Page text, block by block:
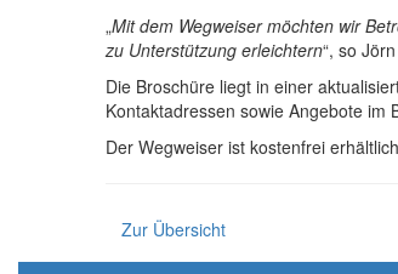
„Mit dem Wegweiser möchten wir
zu Unterstützung erleichtern“, so
Die Broschüre liegt in einer
Kontaktadressen sowie Angebote im
Der Wegweiser ist kostenfrei
Zur Übersicht